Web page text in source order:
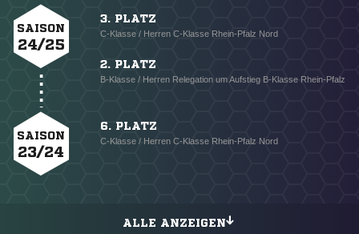
SAISON
24/25
3. PLATZ
C-Klasse / Herren C-Klasse Rhein-Pfalz Nord
2. PLATZ
B-Klasse / Herren Relegation um Aufstieg B-Klasse Rhein-Pfalz
SAISON
23/24
6. PLATZ
C-Klasse / Herren C-Klasse Rhein-Pfalz Nord
ALLE ANZEIGEN